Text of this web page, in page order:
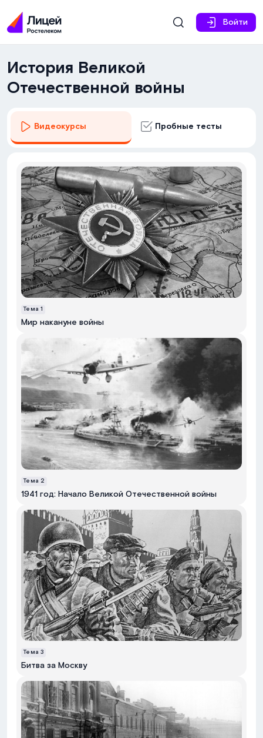
Войти
История Великой
Отечественной войны
Видеокурсы Пробные тесты
Тема 1
Мир накануне войны
Тема 2
1941 год: Начало Великой Отечественной войны
Тема 3
Битва за Москву